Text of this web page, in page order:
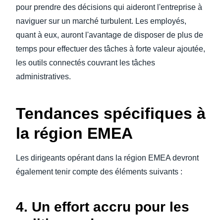
pour prendre des décisions qui aideront l'entreprise à
naviguer sur un marché turbulent. Les employés,
quant à eux, auront l'avantage de disposer de plus de
temps pour effectuer des tâches à forte valeur ajoutée,
les outils connectés couvrant les tâches
administratives.
Tendances spécifiques à
la région EMEA
Les dirigeants opérant dans la région EMEA devront
également tenir compte des éléments suivants :
4. Un effort accru pour les